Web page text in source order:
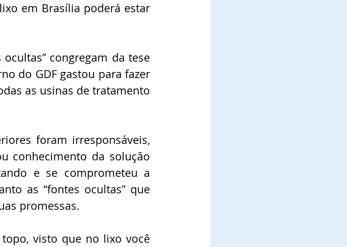
em Brasília poderá estar
congregam da tese
do GDF gastou para fazer
as usinas de tratamento
foram irresponsáveis,
conhecimento da solução
e se comprometeu a
as “fontes ocultas” que
promessas.
visto que no lixo você